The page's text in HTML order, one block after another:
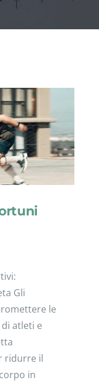
Gli
le
atleti e
ridurre il
in